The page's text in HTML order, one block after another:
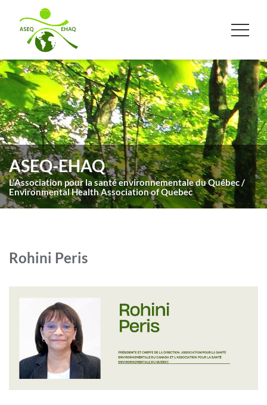
ASEQ-EHAQ
L'Association pour la santé environnementale du Québec /
Environmental Health Association of Quebec
Rohini Peris